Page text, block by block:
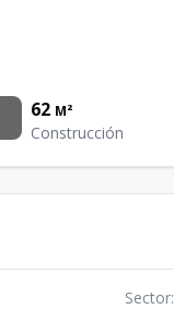
62 M²
Construcción
Sector: